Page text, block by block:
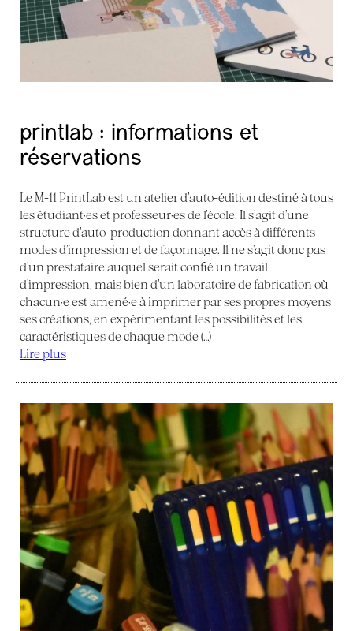
printlab : informations et
réservations
Le M-11 PrintLab est un atelier d’auto-édition destiné à tous
les étudiant·es et professeur·es de l’école. Il s’agit d’une
structure d’auto-production donnant accès à différents
modes d’impression et de façonnage. Il ne s’agit donc pas
d’un prestataire auquel serait confié un travail
d’impression, mais bien d’un laboratoire de fabrication où
chacun·e est amené·e à imprimer par ses propres moyens
ses créations, en expérimentant les possibilités et les
caractéristiques de chaque mode (…)
Lire plus